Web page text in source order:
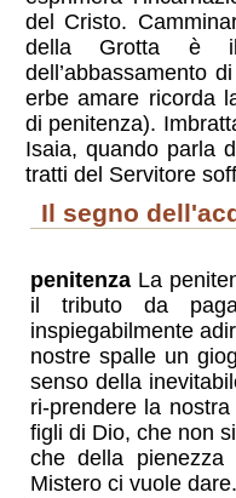
del Cristo.
della Grotta è il
dell’abbassamento
erbe amare ricorda
di penitenza).
Isaia, quando parla
tratti del Servitore
il segno
penitenzaLa
il tributo da
inspiegabilmente
nostre spalle un
senso della
ri-prendere la
figli di Dio, che non
che della
Mistero ci vuole dare.